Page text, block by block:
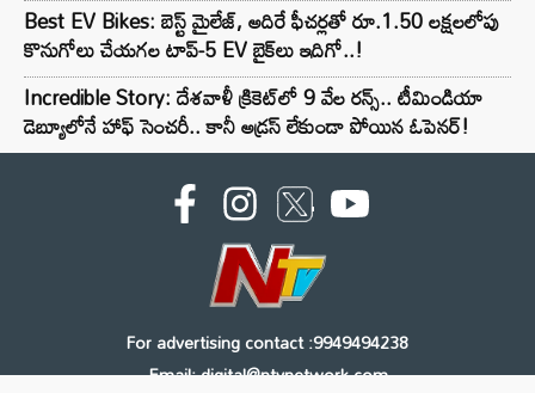
Best EV Bikes: బెస్ట్ మైలేజ్, అదిరే ఫీచర్లతో రూ.1.50 లక్షలలోపు
కొనుగోలు చేయగల టాప్-5 EV బైక్‌లు ఇదిగో..!
Incredible Story: దేశవాళీ క్రికెట్‌లో 9 వేల రన్స్.. టీమిండియా
డెబ్యూలోనే హాఫ్ సెంచరీ.. కానీ అడ్రస్ లేకుండా పోయిన ఓపెనర్!
For advertising contact :9949494238
Email: digital@ntvnetwork.com